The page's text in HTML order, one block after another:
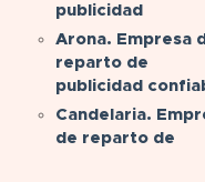
publicidad
Arona. Empresa
reparto de
publicidad
Candelaria.
de reparto de